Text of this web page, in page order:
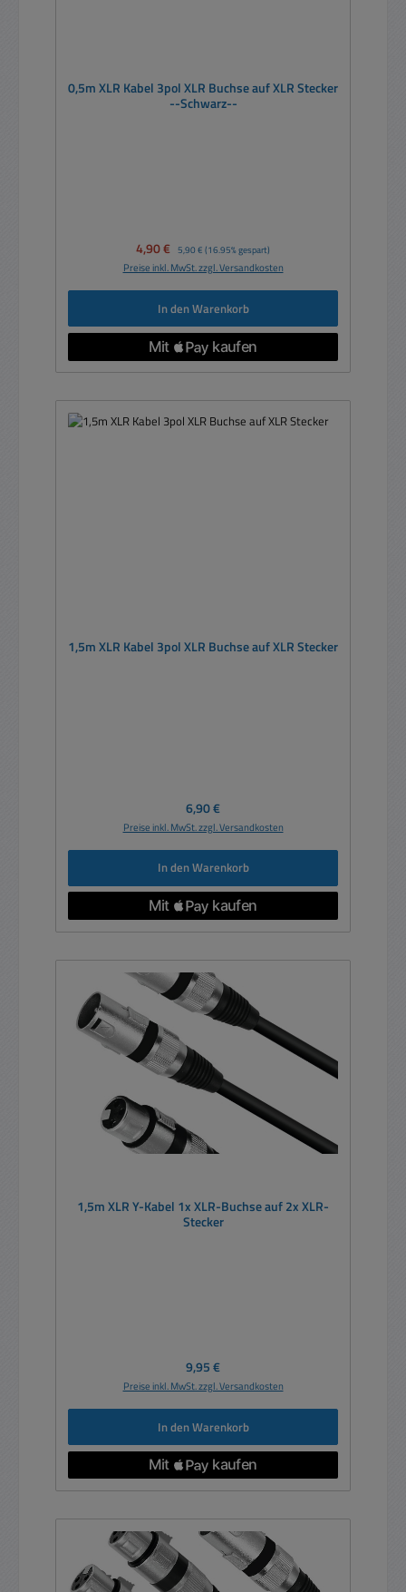
0,5m XLR Kabel 3pol XLR Buchse auf XLR Stecker
--Schwarz--
Verkaufspreis:
4,90 € Regulärer Preis:
5,90 € (16.95% gespart)
Preise inkl. MwSt. zzgl. Versandkosten
In den Warenkorb
1,5m XLR Kabel 3pol XLR Buchse auf XLR Stecker
Regulärer Preis:
6,90 €
Preise inkl. MwSt. zzgl. Versandkosten
In den Warenkorb
1,5m XLR Y-Kabel 1x XLR-Buchse auf 2x XLR-
Stecker
Regulärer Preis:
9,95 €
Preise inkl. MwSt. zzgl. Versandkosten
In den Warenkorb